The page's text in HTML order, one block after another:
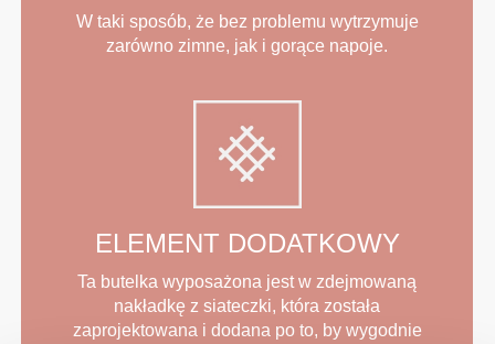
W taki sposób, że bez problemu wytrzymuje
zarówno zimne, jak i gorące napoje.
ELEMENT DODATKOWY
Ta butelka wyposażona jest w zdejmowaną
nakładkę z siateczki, która została
zaprojektowana i dodana po to, by wygodnie